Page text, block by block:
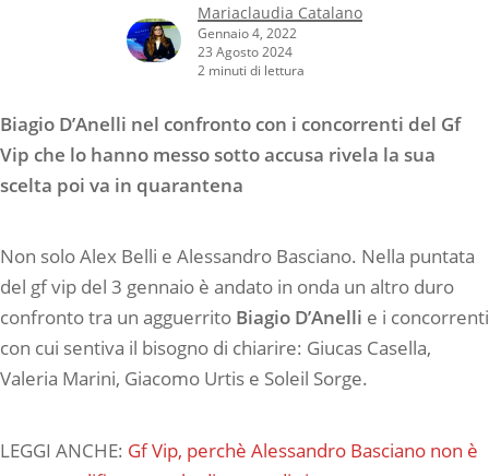
Mariaclaudia Catalano
Gennaio 4, 2022
23 Agosto 2024
2 minuti di lettura
Biagio D’Anelli nel confronto con i concorrenti del Gf
Vip che lo hanno messo sotto accusa rivela la sua
scelta poi va in quarantena
Non solo Alex Belli e Alessandro Basciano. Nella puntata
del gf vip del 3 gennaio è andato in onda un altro duro
confronto tra un agguerrito Biagio D’Anelli e i concorrenti
con cui sentiva il bisogno di chiarire: Giucas Casella,
Valeria Marini, Giacomo Urtis e Soleil Sorge.
LEGGI ANCHE: Gf Vip, perchè Alessandro Basciano non è